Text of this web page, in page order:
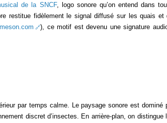
de la SNCF, logo sonore qu’on entend dans
restitue fidèlement le signal diffusé sur les quais
), ce motif est devenu une signature
par temps calme. Le paysage sonore est
discret d’insectes. En arrière-plan, on